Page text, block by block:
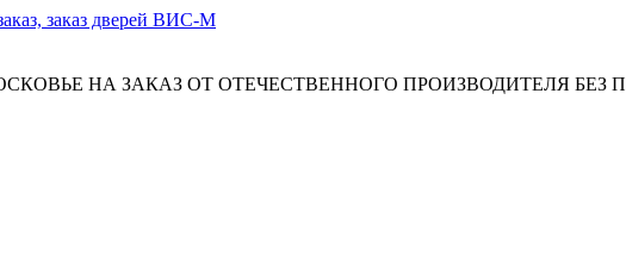
НА ЗАКАЗ ОТ ОТЕЧЕСТВЕННОГО ПРОИЗВОДИТЕЛЯ БЕЗ